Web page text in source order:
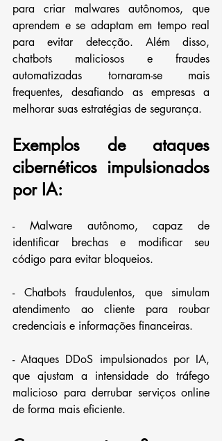
para criar malwares autônomos, que
aprendem e se adaptam em tempo real
para evitar detecção. Além disso,
chatbots maliciosos e fraudes
automatizadas tornaram-se mais
frequentes, desafiando as empresas a
melhorar suas estratégias de segurança.
Exemplos de ataques
cibernéticos impulsionados
por IA:
- Malware autônomo, capaz de
identificar brechas e modificar seu
código para evitar bloqueios.
- Chatbots fraudulentos, que simulam
atendimento ao cliente para roubar
credenciais e informações financeiras.
- Ataques DDoS impulsionados por IA,
que ajustam a intensidade do tráfego
malicioso para derrubar serviços online
de forma mais eficiente.